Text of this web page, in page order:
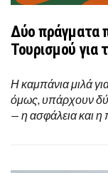
Δύο πράγματα
Τουρισμού για
Η καμπάνια μιλά
όμως, υπάρχουν
— η ασφάλεια και